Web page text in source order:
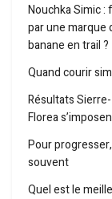
Nouchka Simic
par une marque
banane en trail ?
Quand courir
Résultats
Florea
Pour
souvent
Quel est le